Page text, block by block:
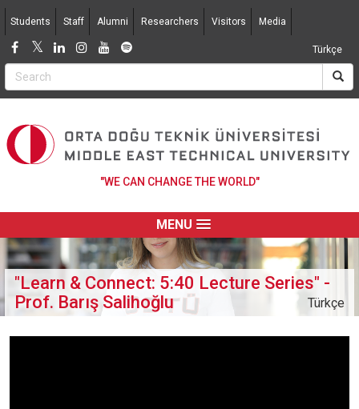
Jump to navigation
Students Staff Alumni Researchers Visitors Media
Türkçe
"WE CAN CHANGE THE WORLD"
MENU
"Learn & Connect: 5:40 Lecture Series" -
Prof. Barış Salihoğlu
Türkçe